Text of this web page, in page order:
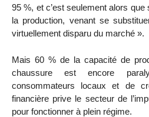
95 %, et c’est seulement alors que
la production, venant se
virtuellement disparu du marché ».
Mais 60 % de la capacité de
chaussure est encore
consommateurs locaux et de
financière prive le secteur de
pour fonctionner à plein régime.